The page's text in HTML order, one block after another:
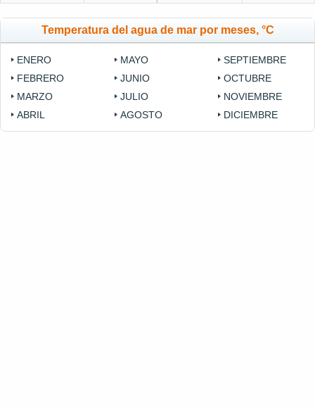
Temperatura del agua de mar por meses, °C
ENERO
FEBRERO
MARZO
ABRIL
MAYO
JUNIO
JULIO
AGOSTO
SEPTIEMBRE
OCTUBRE
NOVIEMBRE
DICIEMBRE